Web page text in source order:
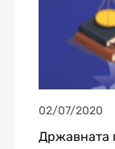
02/07/2020
Државната